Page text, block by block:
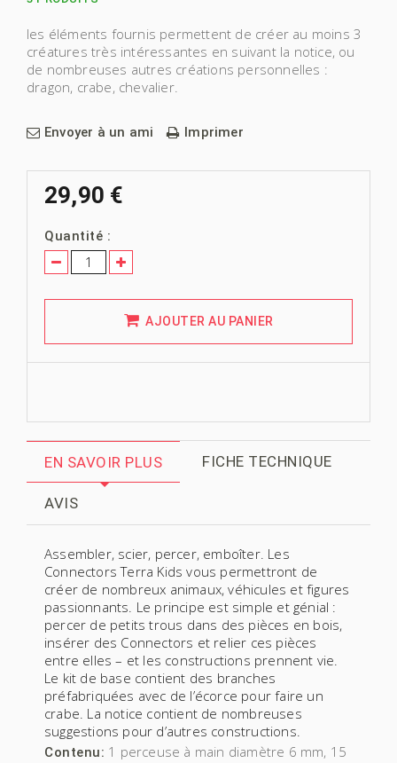
les éléments fournis permettent de créer au moins 3
créatures très intéressantes en suivant la notice, ou
de nombreuses autres créations personnelles :
dragon, crabe, chevalier.
Envoyer à un ami Imprimer
29,90 €
Quantité :
AJOUTER AU PANIER
EN SAVOIR PLUS FICHE TECHNIQUE
AVIS
Assembler, scier, percer, emboîter. Les
Connectors Terra Kids vous permettront de
créer de nombreux animaux, véhicules et figures
passionnants. Le principe est simple et génial :
percer de petits trous dans des pièces en bois,
insérer des Connectors et relier ces pièces
entre elles – et les constructions prennent vie.
Le kit de base contient des branches
préfabriquées avec de l’écorce pour faire un
crabe. La notice contient de nombreuses
suggestions pour d’autres constructions.
Contenu: 1 perceuse à main diamètre 6 mm, 15